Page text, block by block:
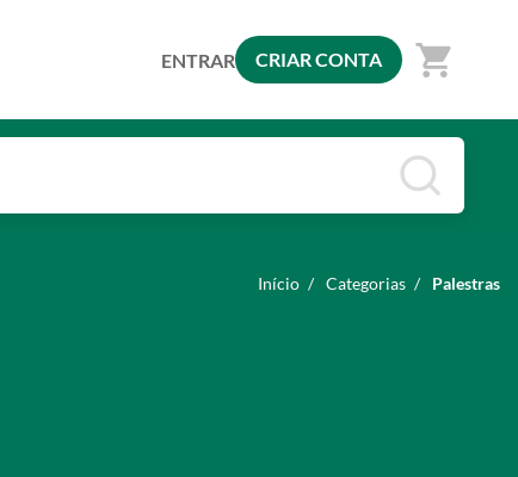
ENTRAR CRIAR CONTA shopping_cart
Início / Categorias / Palestras